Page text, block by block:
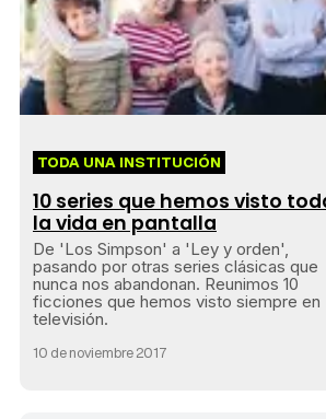
TODA UNA INSTITUCIÓN
10 series que hemos visto
la vida en pantalla
De 'Los Simpson' a 'Ley y orden',
pasando por otras series clásicas que
nunca nos abandonan. Reunimos 10
ficciones que hemos visto siempre en
televisión.
10 de noviembre 2017